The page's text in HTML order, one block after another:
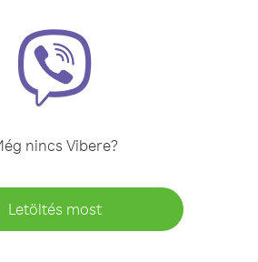
nincs Vibere?
Letöltés most